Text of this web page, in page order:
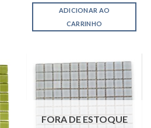
ADICIONAR AO
CARRINHO
FORA DE ESTOQUE